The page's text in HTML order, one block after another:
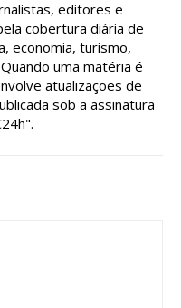
editores e
cobertura diária de
economia, turismo,
uma matéria é
atualizações de
sob a assinatura